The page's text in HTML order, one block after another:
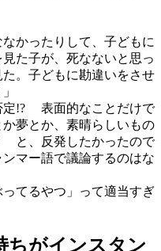
かったりして、子どもに
た子が、死なないと思っ
。子どもに勘違いをさせ
定!? 表面的なことだけで
夢とか、素晴らしいもの
と、反発したかったので
マー語で議論するのはな
てるやつ」って適当すぎ
ちがインスタン